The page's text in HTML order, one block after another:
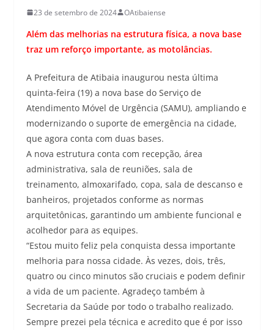
23 de setembro de 2024 OAtibaiense
Além das melhorias na estrutura física, a nova base
traz um reforço importante, as motolâncias.
A Prefeitura de Atibaia inaugurou nesta última
quinta-feira (19) a nova base do Serviço de
Atendimento Móvel de Urgência (SAMU), ampliando e
modernizando o suporte de emergência na cidade,
que agora conta com duas bases.
A nova estrutura conta com recepção, área
administrativa, sala de reuniões, sala de
treinamento, almoxarifado, copa, sala de descanso e
banheiros, projetados conforme as normas
arquitetônicas, garantindo um ambiente funcional e
acolhedor para as equipes.
“Estou muito feliz pela conquista dessa importante
melhoria para nossa cidade. Às vezes, dois, três,
quatro ou cinco minutos são cruciais e podem definir
a vida de um paciente. Agradeço também à
Secretaria da Saúde por todo o trabalho realizado.
Sempre prezei pela técnica e acredito que é por isso